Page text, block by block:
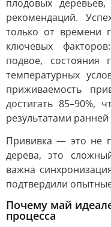
плодовых
рекомендаций.
только от времени
ключевых
подвое,
температурных
приживаемость
достигать 85–90%,
результатами
Прививка — это не
дерева, это
важна
подтвердили
Почему май
процесса